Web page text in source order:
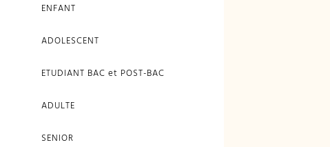
ENFANT
ADOLESCENT
ETUDIANT BAC et POST-BAC
ADULTE
SENIOR